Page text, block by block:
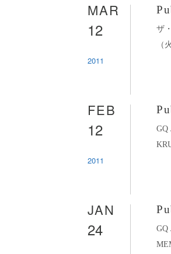
MAR
12
2011
ザ
（
FEB
12
2011
GQ
JAN
24
GQ